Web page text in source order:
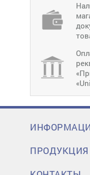
ПРОДУКЦИЯ